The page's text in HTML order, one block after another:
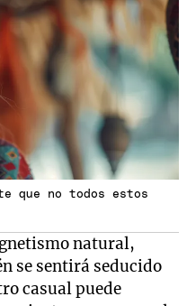
que no todos estos
natural,
se sentirá seducido
casual puede